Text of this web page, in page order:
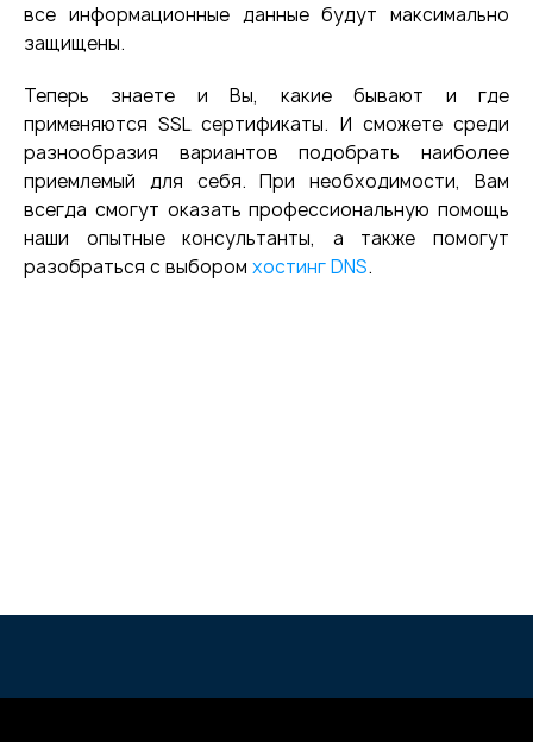
все информационные данные будут максимально
защищены.
Теперь знаете и Вы, какие бывают и где
применяются SSL сертификаты. И сможете среди
разнообразия вариантов подобрать наиболее
приемлемый для себя. При необходимости, Вам
всегда смогут оказать профессиональную помощь
наши опытные консультанты, а также помогут
разобраться с выбором хостинг DNS.